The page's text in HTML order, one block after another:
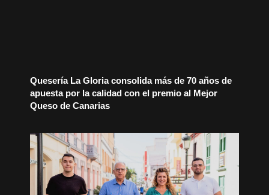
Quesería La Gloria consolida más de 70 años de
apuesta por la calidad con el premio al Mejor
Queso de Canarias